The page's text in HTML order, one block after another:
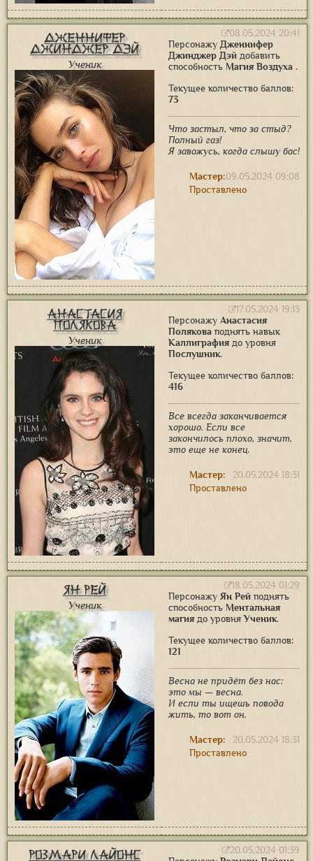
Дженнифер
Джинджер Дэй
Ученик
08.05.2024 20:41
Персонажу Дженнифер
Джинджер Дэй добавить
способность Магия Воздуха .
Текущее количество баллов:
73
Что застыл, что за стыд?
Полный газ!
Я завожусь, когда слышу бас!
09.05.2024 09:08
Мастер:
Проставлено
Анастасия
Полякова
Ученик
17.05.2024 19:13
Персонажу Анастасия
Полякова поднять навык
Каллиграфиядо уровня
Послушник.
Текущее количество баллов:
416
Все всегда заканчивается
хорошо. Если все
закончилось плохо, значит,
это еще не конец.
20.05.2024 18:31
Мастер:
Проставлено
Ян Рей
Ученик
18.05.2024 01:29
Персонажу Ян Рей поднять
способность Ментальная
магиядо уровняУченик.
Текущее количество баллов:
121
Весна не придёт без нас:
это мы — весна.
И если ты ищешь повода
жить, то вот он.
20.05.2024 18:31
Мастер:
Проставлено
Розмари Лайонс
20.05.2024 01:39